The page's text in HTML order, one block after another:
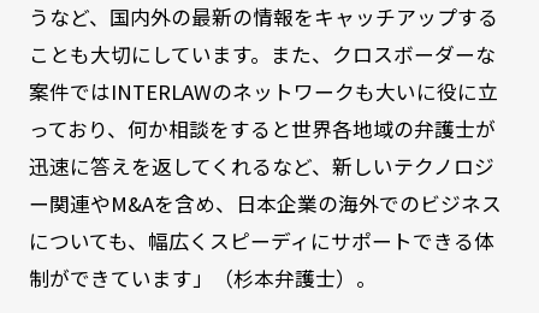
うなど、国内外の最新の情報をキャッチアップする
ことも大切にしています。また、クロスボーダーな
案件ではINTERLAWのネットワークも大いに役に立
っており、何か相談をすると世界各地域の弁護士が
迅速に答えを返してくれるなど、新しいテクノロジ
ー関連やM&Aを含め、日本企業の海外でのビジネス
についても、幅広くスピーディにサポートできる体
制ができています」（杉本弁護士）。